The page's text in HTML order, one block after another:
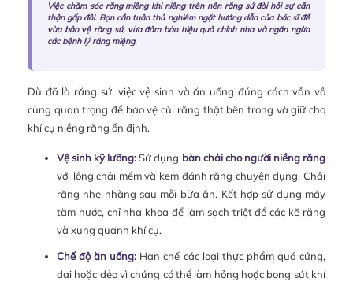
Việc chăm sóc răng miệng khi niềng trên nền răng sứ đòi hỏi sự cẩn
thận gấp đôi. Bạn cần tuân thủ nghiêm ngặt hướng dẫn của bác sĩ để
vừa bảo vệ răng sứ, vừa đảm bảo hiệu quả chỉnh nha và ngăn ngừa
các bệnh lý răng miệng.
Dù đã là răng sứ, việc vệ sinh và ăn uống đúng cách vẫn vô
cùng quan trọng để bảo vệ cùi răng thật bên trong và giữ cho
khí cụ niềng răng ổn định.
Vệ sinh kỹ lưỡng:Sử dụng bàn chải cho người niềng răng
với lông chải mềm và kem đánh răng chuyên dụng. Chải
răng nhẹ nhàng sau mỗi bữa ăn. Kết hợp sử dụng máy
tăm nước, chỉ nha khoa để làm sạch triệt để các kẽ răng
và xung quanh khí cụ.
Chế độ ăn uống: Hạn chế các loại thực phẩm quá cứng,
dai hoặc dẻo vì chúng có thể làm hỏng hoặc bong sút khí